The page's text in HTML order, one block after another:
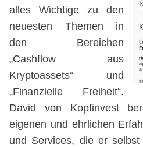
alles Wichtige zu den
neuesten Themen in
den Bereichen
„Cashflow aus
Kryptoassets“ und
„Finanzielle Freiheit“.
David von Kopfinvest
eigenen und ehrlichen
und Services, die er